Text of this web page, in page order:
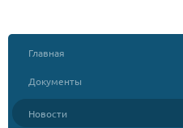
Главная
Документы
Новости